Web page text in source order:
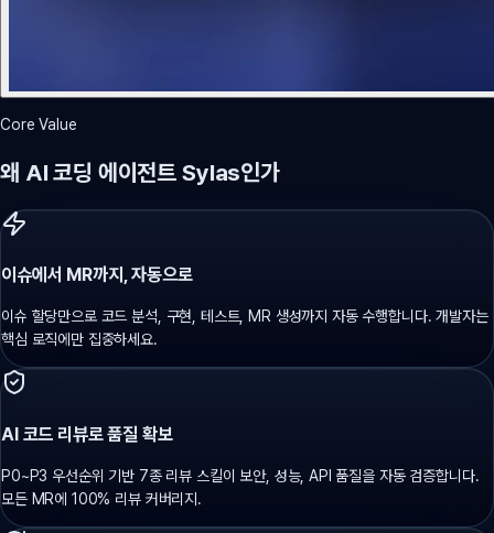
Core Value
왜 AI 코딩 에이전트 Sylas인가
이슈에서 MR까지, 자동으로
이슈 할당만으로 코드 분석, 구현, 테스트, MR 생성까지 자동 수행합니다. 개발자는
핵심 로직에만 집중하세요.
AI 코드 리뷰로 품질 확보
P0~P3 우선순위 기반 7종 리뷰 스킬이 보안, 성능, API 품질을 자동 검증합니다.
모든 MR에 100% 리뷰 커버리지.